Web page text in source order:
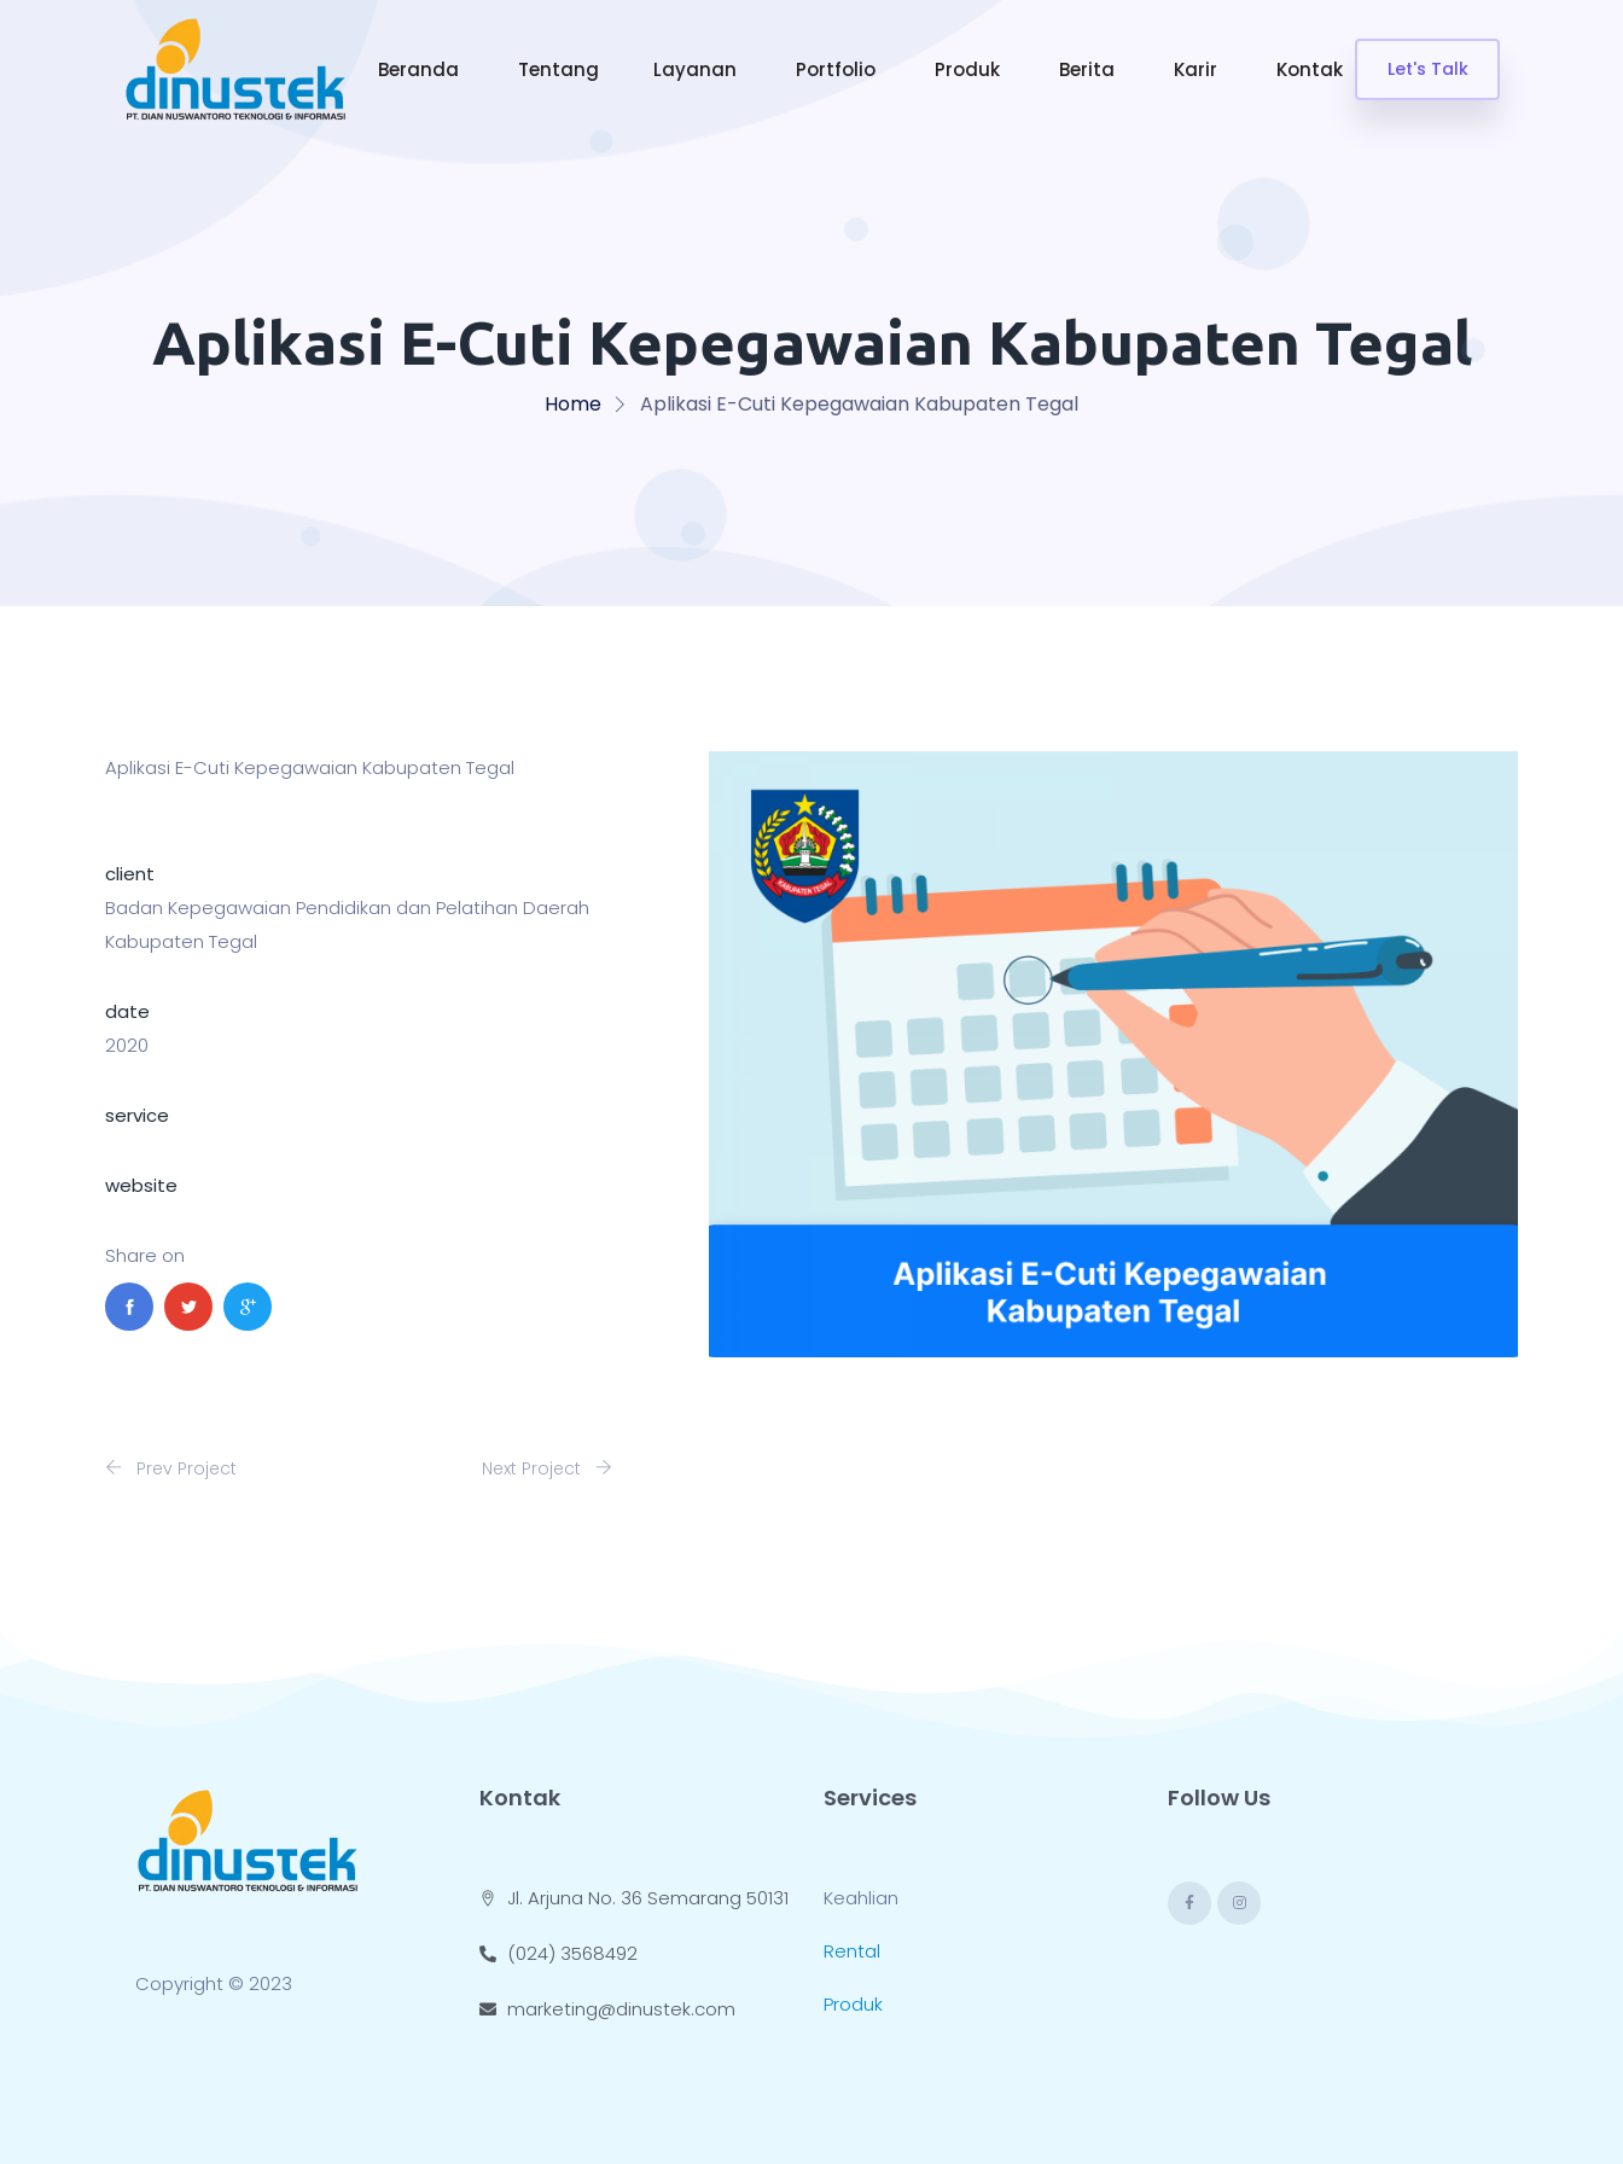
Beranda Tentang Layanan Portfolio Produk Berita Karir Kontak Let's Talk
Aplikasi E-Cuti Kepegawaian Kabupaten Tegal
Home Aplikasi E-Cuti Kepegawaian Kabupaten Tegal
Aplikasi E-Cuti Kepegawaian Kabupaten Tegal
client
Badan Kepegawaian Pendidikan dan Pelatihan Daerah
Kabupaten Tegal
date
2020
service
website
Share on
Prev Project Next Project
Copyright © 2023
Kontak
Jl. Arjuna No. 36 Semarang 50131
(024) 3568492
marketing@dinustek.com
Services
Keahlian
Rental
Produk
Follow Us